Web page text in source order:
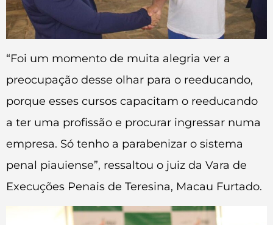
“Foi um momento de muita alegria ver a
preocupação desse olhar para o reeducando,
porque esses cursos capacitam o reeducando
a ter uma profissão e procurar ingressar numa
empresa. Só tenho a parabenizar o sistema
penal piauiense”, ressaltou o juiz da Vara de
Execuções Penais de Teresina, Macau Furtado.